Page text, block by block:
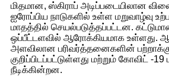
மிதமான, ஸ்கிராப் அடிப்படையிலான
ஐரோப்பிய நாடுகளில் உள்ள மறுவாழ்வு
மாதத்தில் செயல்படுத்தப்பட்டன.
ஒப்பீட்டளவில் ஆரோக்கியமாக உள்ளது.
அளவிலான பரிவர்த்தனைகளின்
குறிப்பிடப்பட்டுள்ளது மற்றும் கோவிட் -
நீடிக்கின்றன.